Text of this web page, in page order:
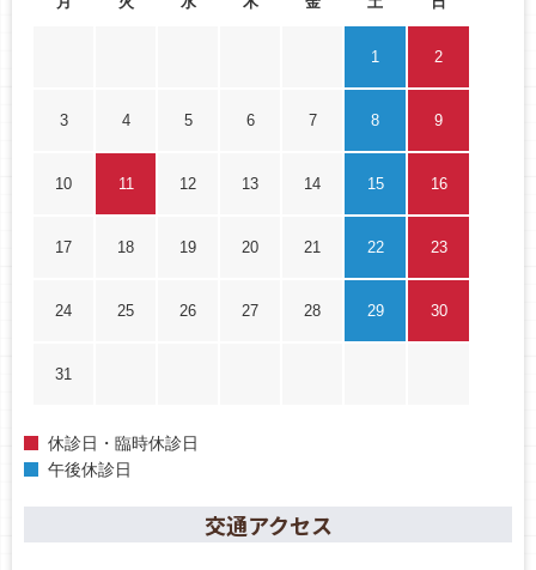
1 2
3 4 5 6 7 8 9
10 11 12 13 14 15 16
17 18 19 20 21 22 23
24 25 26 27 28 29 30
31
休診日・臨時休診日
午後休診日
交通アクセス